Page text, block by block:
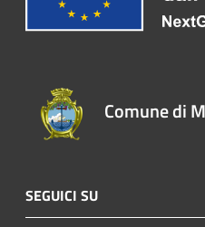
Comune di
SEGUICI SU